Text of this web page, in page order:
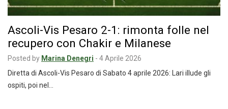
Ascoli-Vis Pesaro 2-1: rimonta folle nel
recupero con Chakir e Milanese
Posted by Marina Denegri - 4 Aprile 2026
Diretta di Ascoli-Vis Pesaro di Sabato 4 aprile 2026: Lari illude gli
ospiti, poi nel…